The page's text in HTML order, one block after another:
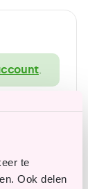
te
Ook delen
.